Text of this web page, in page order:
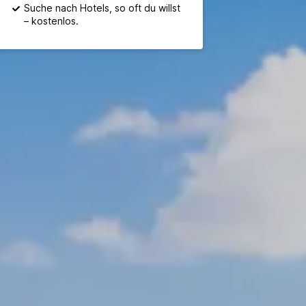
Suche nach Hotels, so oft du willst
– kostenlos.